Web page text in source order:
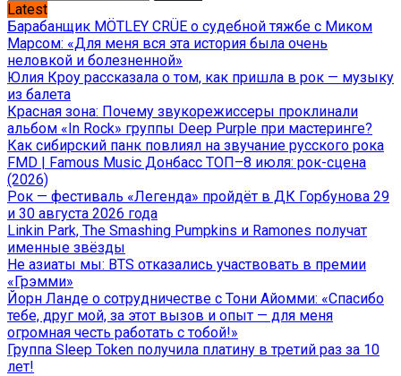
Latest
Барабанщик MÖTLEY CRÜE о судебной тяжбе с Миком
Марсом: «Для меня вся эта история была очень
неловкой и болезненной»
Юлия Кроу рассказала о том, как пришла в рок — музыку
из балета
Красная зона: Почему звукорежиссеры проклинали
альбом «In Rock» группы Deep Purple при мастеринге?
Как сибирский панк повлиял на звучание русского рока
FMD | Famous Music Донбасс ТОП–8 июля: рок-сцена
(2026)
Рок — фестиваль «Легенда» пройдёт в ДК Горбунова 29
и 30 августа 2026 года
Linkin Park, The Smashing Pumpkins и Ramones получат
именные звёзды
Не азиаты мы: BTS отказались участвовать в премии
«Грэмми»
Йорн Ланде о сотрудничестве с Тони Айомми: «Спасибо
тебе, друг мой, за этот вызов и опыт — для меня
огромная честь работать с тобой!»
Группа Sleep Token получила платину в третий раз за 10
лет!